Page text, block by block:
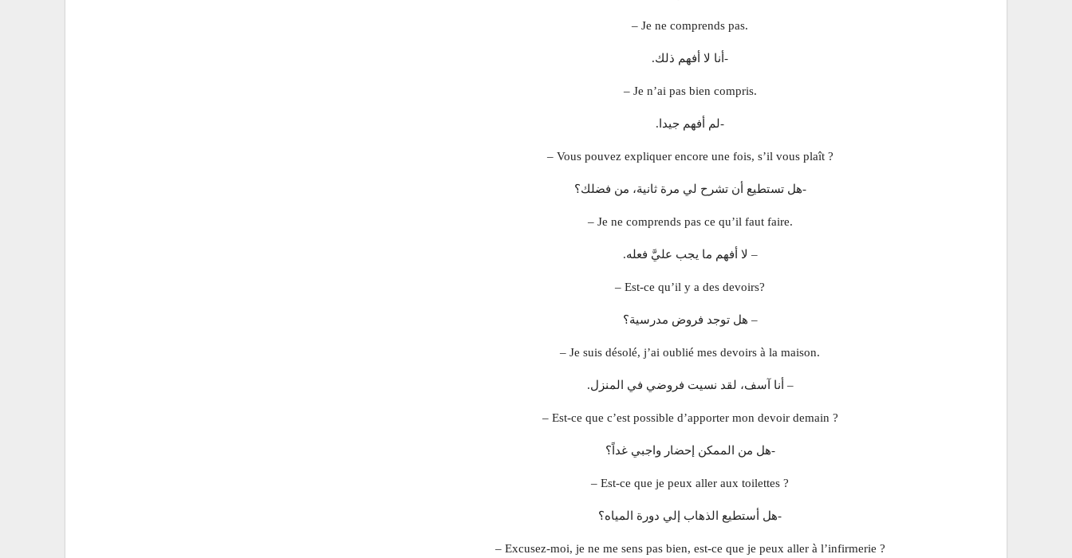
– Je ne comprends pas.
-أنا لا أفهم ذلك.
– Je n’ai pas bien compris.
-لم أفهم جيدا.
– Vous pouvez expliquer encore une fois, s’il vous plaît ?
-هل تستطيع أن تشرح لي مرة ثانية، من فضلك؟
– Je ne comprends pas ce qu’il faut faire.
– لا أفهم ما يجب عليَّ فعله.
– Est-ce qu’il y a des devoirs?
– هل توجد فروض مدرسية؟
– Je suis désolé, j’ai oublié mes devoirs à la maison.
– أنا آسف، لقد نسيت فروضي في المنزل.
– Est-ce que c’est possible d’apporter mon devoir demain ?
-هل من الممكن إحضار واجبي غداً؟
– Est-ce que je peux aller aux toilettes ?
-هل أستطيع الذهاب إلي دورة المياه؟
– Excusez-moi, je ne me sens pas bien, est-ce que je peux aller à l’infirmerie ?